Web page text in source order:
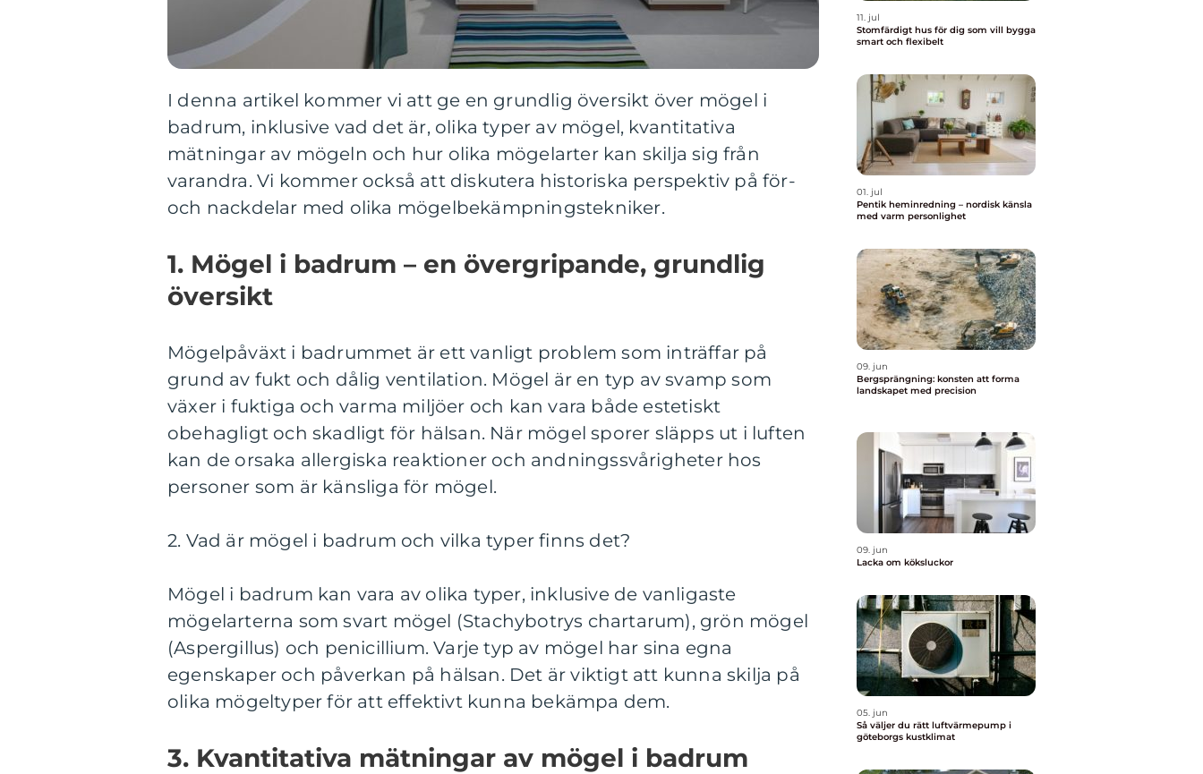
I denna artikel kommer vi att ge en grundlig översikt över mögel i
badrum, inklusive vad det är, olika typer av mögel, kvantitativa
mätningar av mögeln och hur olika mögelarter kan skilja sig från
varandra. Vi kommer också att diskutera historiska perspektiv på för-
och nackdelar med olika mögelbekämpningstekniker.
1. Mögel i badrum – en övergripande, grundlig
översikt
Mögelpåväxt i badrummet är ett vanligt problem som inträffar på
grund av fukt och dålig ventilation. Mögel är en typ av svamp som
växer i fuktiga och varma miljöer och kan vara både estetiskt
obehagligt och skadligt för hälsan. När mögel sporer släpps ut i luften
kan de orsaka allergiska reaktioner och andningssvårigheter hos
personer som är känsliga för mögel.
2. Vad är mögel i badrum och vilka typer finns det?
Mögel i badrum kan vara av olika typer, inklusive de vanligaste
mögelarterna som svart mögel (Stachybotrys chartarum), grön mögel
(Aspergillus) och penicillium. Varje typ av mögel har sina egna
egenskaper och påverkan på hälsan. Det är viktigt att kunna skilja på
olika mögeltyper för att effektivt kunna bekämpa dem.
3. Kvantitativa mätningar av mögel i badrum
11. jul
Stomfärdigt hus för dig som vill bygga
smart och flexibelt
01. jul
Pentik heminredning – nordisk känsla
med varm personlighet
09. jun
Bergsprängning: konsten att forma
landskapet med precision
09. jun
Lacka om köksluckor
05. jun
Så väljer du rätt luftvärmepump i
göteborgs kustklimat